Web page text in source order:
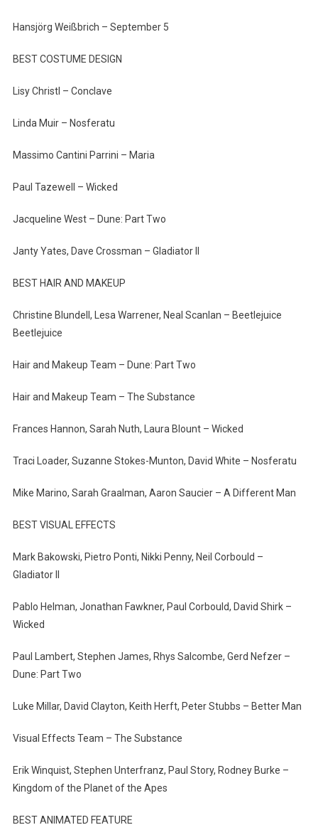
Hansjörg Weißbrich – September 5
BEST COSTUME DESIGN
Lisy Christl – Conclave
Linda Muir – Nosferatu
Massimo Cantini Parrini – Maria
Paul Tazewell – Wicked
Jacqueline West – Dune: Part Two
Janty Yates, Dave Crossman – Gladiator II
BEST HAIR AND MAKEUP
Christine Blundell, Lesa Warrener, Neal Scanlan – Beetlejuice
Beetlejuice
Hair and Makeup Team – Dune: Part Two
Hair and Makeup Team – The Substance
Frances Hannon, Sarah Nuth, Laura Blount – Wicked
Traci Loader, Suzanne Stokes-Munton, David White – Nosferatu
Mike Marino, Sarah Graalman, Aaron Saucier – A Different Man
BEST VISUAL EFFECTS
Mark Bakowski, Pietro Ponti, Nikki Penny, Neil Corbould –
Gladiator II
Pablo Helman, Jonathan Fawkner, Paul Corbould, David Shirk –
Wicked
Paul Lambert, Stephen James, Rhys Salcombe, Gerd Nefzer –
Dune: Part Two
Luke Millar, David Clayton, Keith Herft, Peter Stubbs – Better Man
Visual Effects Team – The Substance
Erik Winquist, Stephen Unterfranz, Paul Story, Rodney Burke –
Kingdom of the Planet of the Apes
BEST ANIMATED FEATURE